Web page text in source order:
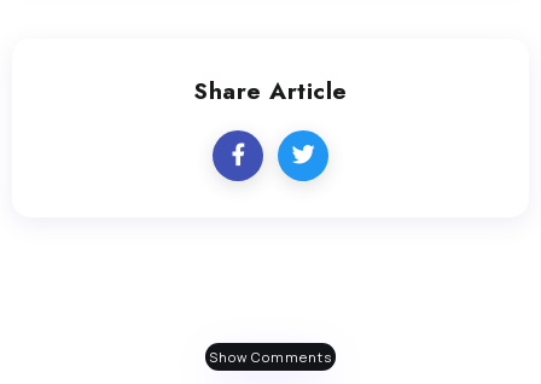
Share Article
Show Comments